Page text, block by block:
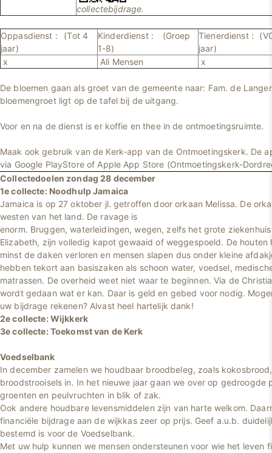
collectebijdrage.
Oppasdienst :
(Tot 4
jaar)
Kinderdienst :
(Groep
1-8)
Tienerdienst :
jaar)
x
Ali Mensen x
De bloemen gaan als groet van de gemeente naar: Fam. de
bloemengroet ligt op de tafel bij de uitgang.
Voor en na de dienst is er koffie en thee in de ontmoetingsruimte.
Maak ook gebruik van de Kerk-app van de Ontmoetingskerk. De
via Google PlayStore of Apple App Store (Ontmoetingskerk-
Collectedoelen zondag 28 december
1e collecte: Noodhulp Jamaica
Jamaica is op 27 oktober jl. getroffen door orkaan Melissa. De
westen van het land. De ravage is
enorm. Bruggen, waterleidingen, wegen, zelfs het grote
Elizabeth, zijn volledig kapot gewaaid of weggespoeld. De houten
minst de daken verloren en mensen slapen dus onder kleine
hebben tekort aan basiszaken als schoon water, voedsel,
matrassen. De overheid weet niet waar te beginnen. Via de
wordt gedaan wat er kan. Daar is geld en gebed voor nodig.
uw bijdrage rekenen? Alvast heel hartelijk dank!
2e collecte: Wijkkerk
3e collecte: Toekomst van de Kerk
Voedselbank
In december zamelen we houdbaar broodbeleg, zoals
broodstrooisels in. In het nieuwe jaar gaan we over op gedroogde
groenten en peulvruchten in blik of zak.
Ook andere houdbare levensmiddelen zijn van harte welkom.
financiële bijdrage aan de wijkkas zeer op prijs. Geef a.u.b.
bestemd is voor de Voedselbank.
Met uw hulp kunnen we mensen ondersteunen voor wie het leven